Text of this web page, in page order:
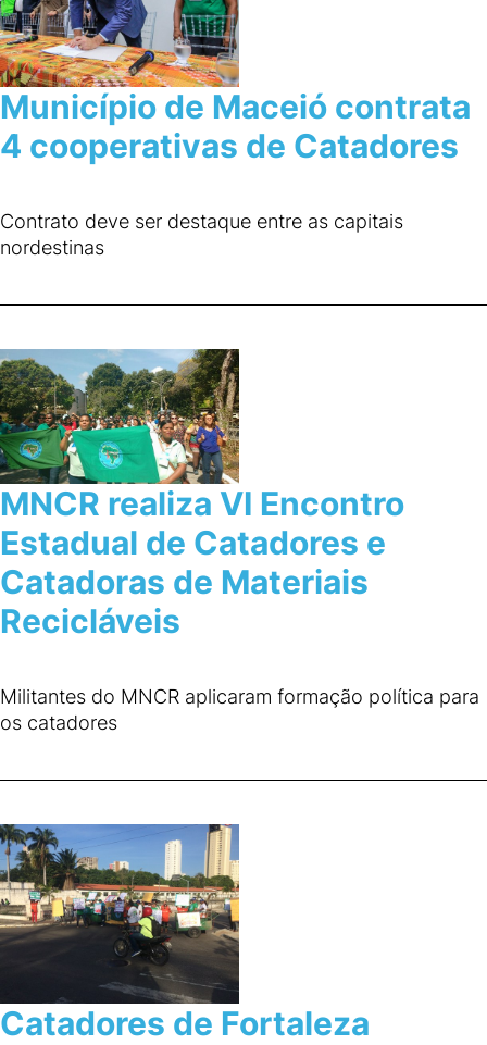
Município de Maceió contrata
4 cooperativas de Catadores
Contrato deve ser destaque entre as capitais
nordestinas
MNCR realiza VI Encontro
Estadual de Catadores e
Catadoras de Materiais
Recicláveis
Militantes do MNCR aplicaram formação política para
os catadores
Catadores de Fortaleza